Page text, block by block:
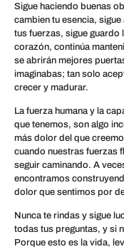
Sigue haciendo buenas
cambien tu esencia,
tus fuerzas, sigue guardo
corazón, continúa
se abrirán mejores
imaginabas; tan solo
crecer y madurar.
La fuerza humana y la
que tenemos, son algo
más dolor del que
cuando nuestras fuerzas
seguir caminando. A
encontramos
dolor que sentimos por
Nunca te rindas y sigue
todas tus preguntas, y si
Porque esto es la vida,